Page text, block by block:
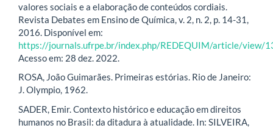
valores sociais e a elaboração de conteúdos cordiais.
Revista Debates em Ensino de Química, v. 2, n. 2, p. 14-31,
2016. Disponível em:
https://journals.ufrpe.br/index.php/REDEQUIM/article/view/
Acesso em: 28 dez. 2022.
ROSA, João Guimarães. Primeiras estórias. Rio de Janeiro:
J. Olympio, 1962.
SADER, Emir. Contexto histórico e educação em direitos
humanos no Brasil: da ditadura à atualidade. In: SILVEIRA,